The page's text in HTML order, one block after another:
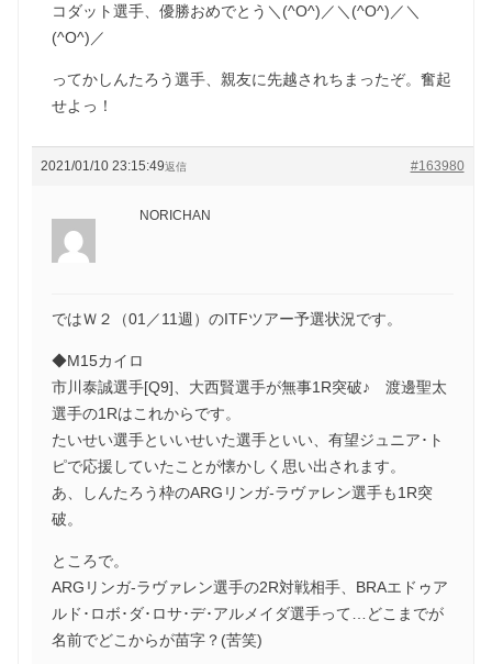
コダット選手、優勝おめでとう＼(^O^)／＼(^O^)／＼
(^O^)／
ってかしんたろう選手、親友に先越されちまったぞ。奮起
せよっ！
2021/01/10 23:15:49 #163980
返信
NORICHAN
ではＷ２（01／11週）のITFツアー予選状況です。
◆M15カイロ
市川泰誠選手[Q9]、大西賢選手が無事1R突破♪ 渡邊聖太
選手の1Rはこれからです。
たいせい選手といいせいた選手といい、有望ジュニア･ト
ピで応援していたことが懐かしく思い出されます。
あ、しんたろう枠のARGリンガ-ラヴァレン選手も1R突
破。
ところで。
ARGリンガ-ラヴァレン選手の2R対戦相手、BRAエドゥア
ルド･ロボ･ダ･ロサ･デ･アルメイダ選手って…どこまでが
名前でどこからが苗字？(苦笑)